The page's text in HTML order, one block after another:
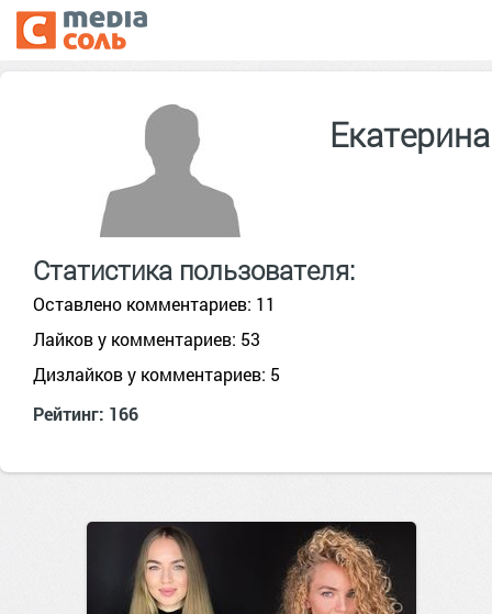
Статистика пользователя:
Оставлено комментариев: 11
Лайков у комментариев: 53
Дизлайков у комментариев: 5
Рейтинг: 166